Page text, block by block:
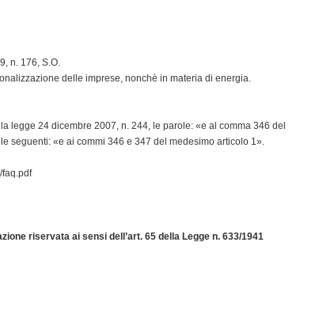
n. 176, S.O.
delle imprese, nonchè in materia di energia.
legge 24 dicembre 2007, n. 244, le parole: «e al comma 346 del
seguenti: «e ai commi 346 e 347 del medesimo articolo 1».
faq.pdf
riservata ai sensi dell’art. 65 della Legge n. 633/1941